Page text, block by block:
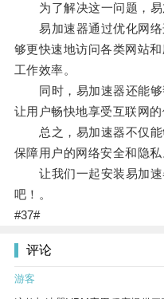
为了解决这一问题，易
易加速器通过优化网络
够更快速地访问各类网站
工作效率。
同时，易加速器还能够
让用户畅快地享受互联网的
总之，易加速器不仅能
保障用户的网络安全和隐私
让我们一起安装易加速
吧！。
#37#
评论
游客